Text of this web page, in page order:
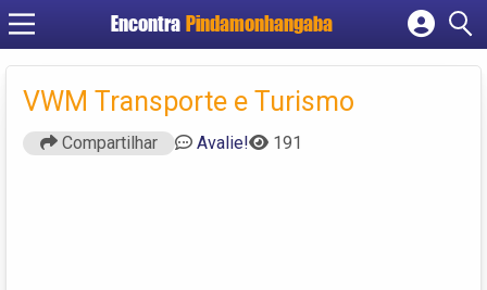
Encontra Pindamonhangaba
Cadastrar empresa
Criar conta
VWM Transporte e Turismo
Compartilhar Avalie! 191